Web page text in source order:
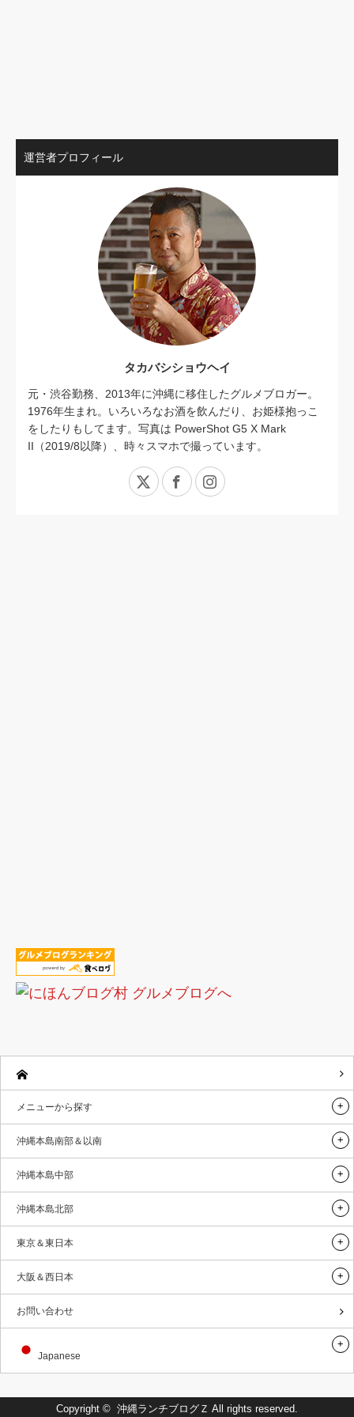
運営者プロフィール
タカバシショウヘイ
元・渋谷勤務、2013年に沖縄に移住したグルメブロガー。
1976年生まれ。いろいろなお酒を飲んだり、お姫様抱っこ
をしたりもしてます。写真は PowerShot G5 X Mark
II（2019/8以降）、時々スマホで撮っています。
X FacebookInstagram
メニューから探す
沖縄本島南部＆以南
沖縄本島中部
沖縄本島北部
東京＆東日本
大阪＆西日本
お問い合わせ
Japanese
Copyright © 沖縄ランチブログＺ All rights reserved.